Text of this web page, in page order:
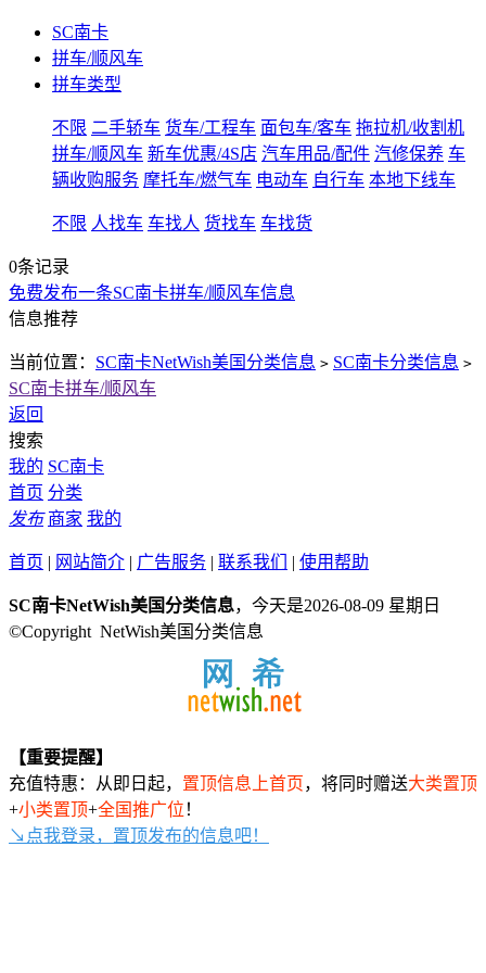
SC南卡
拼车/顺风车
拼车类型
不限 二手轿车 货车/工程车 面包车/客车 拖拉机/收割机
拼车/顺风车 新车优惠/4S店 汽车用品/配件 汽修保养 车
辆收购服务 摩托车/燃气车 电动车 自行车 本地下线车
不限 人找车 车找人 货找车 车找货
0条记录
免费发布一条SC南卡拼车/顺风车信息
信息推荐
当前位置： SC南卡NetWish美国分类信息 > SC南卡分类信息 >
SC南卡拼车/顺风车
返回
搜索
我的 SC南卡
首页 分类
发布 商家 我的
首页 | 网站简介 | 广告服务 | 联系我们 | 使用帮助
SC南卡NetWish美国分类信息，今天是2026-08-09 星期日
©Copyright NetWish美国分类信息
【重要提醒】
充值特惠：从即日起， 置顶信息上首页，将同时赠送大类置顶
+小类置顶+全国推广位 ！
↘点我登录，置顶发布的信息吧！